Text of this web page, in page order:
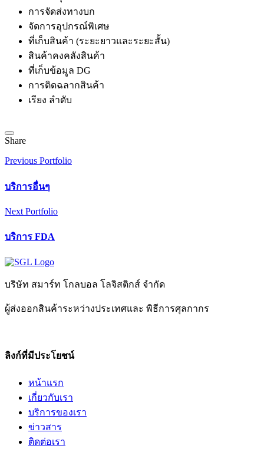
การจัดส่งทางบก
จัดการอุปกรณ์พิเศษ
ที่เก็บสินค้า (ระยะยาวและระยะสั้น)
สินค้าคงคลังสินค้า
ที่เก็บข้อมูล DG
การติดฉลากสินค้า
เรียง ลำดับ
Share
Previous Portfolio
บริการอื่นๆ
Next Portfolio
บริการ FDA
บริษัท สมาร์ท โกลบอล โลจิสติกส์ จำกัด
ผู้ส่งออกสินค้าระหว่างประเทศและ พิธีการศุลกากร
ลิงก์ที่มีประโยชน์
หน้าแรก
เกี่ยวกับเรา
บริการของเรา
ข่าวสาร
ติดต่อเรา